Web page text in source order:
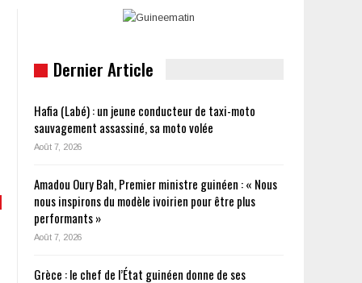
Dernier Article
Hafia (Labé) : un jeune conducteur de taxi-moto
sauvagement assassiné, sa moto volée
Août 7, 2026
Amadou Oury Bah, Premier ministre guinéen : « Nous
nous inspirons du modèle ivoirien pour être plus
performants »
Août 7, 2026
Grèce : le chef de l’État guinéen donne de ses